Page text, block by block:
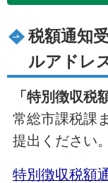
税額通知
ルアドレ
「特別徴収税
常総市課税課
提出ください。
特別徴収税額